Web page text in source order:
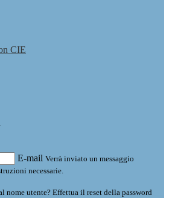
CIE
E-mail Verrà inviato un messaggio
necessarie.
nome utente? Effettua il reset della password